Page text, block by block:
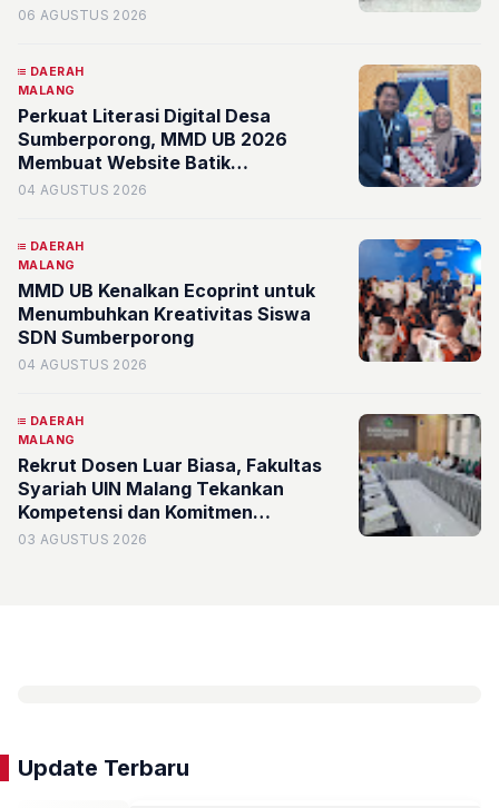
06 AGUSTUS 2026
DAERAH
MALANG
Perkuat Literasi Digital Desa
Sumberporong, MMD UB 2026
Membuat Website Batik
Sumberparang
04 AGUSTUS 2026
DAERAH
MALANG
MMD UB Kenalkan Ecoprint untuk
Menumbuhkan Kreativitas Siswa
SDN Sumberporong
04 AGUSTUS 2026
DAERAH
MALANG
Rekrut Dosen Luar Biasa, Fakultas
Syariah UIN Malang Tekankan
Kompetensi dan Komitmen
Pengabdian
03 AGUSTUS 2026
Update Terbaru